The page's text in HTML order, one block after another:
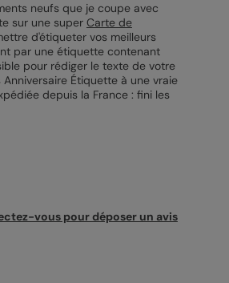
neufs que je coupe avec
sur une super Carte de
d'étiqueter vos meilleurs
par une étiquette contenant
pour rédiger le texte de votre
Étiquette à une vraie
depuis la France : fini les
vous pour déposer un avis